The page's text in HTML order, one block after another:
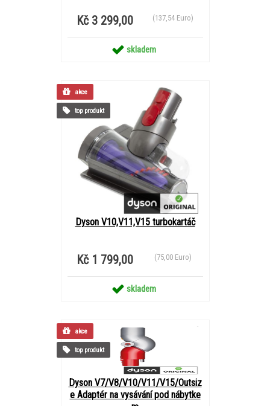
Kč 3 299,00 (137,54 Euro)
skladem
Dyson V10,V11,V15 turbokartáč
Kč 1 799,00 (75,00 Euro)
skladem
akce
top produkt
Dyson V7/V8/V10/V11/V15/Outsiz
e Adaptér na vysávání pod nábytke
akce
top produkt